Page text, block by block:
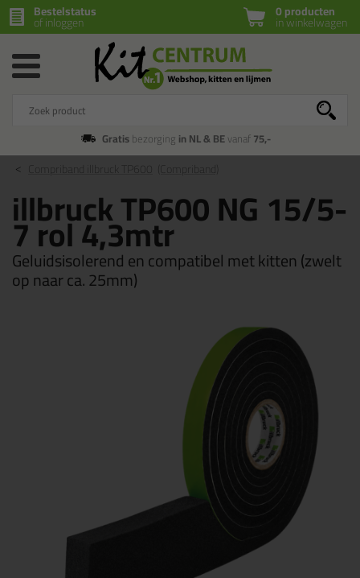
0 producten
in winkelwagen
Bestelstatus
of inloggen
Gratisbezorging in NL & BEvanaf75,-
illbruck TP600 NG 15/5-
7 rol 4,3mtr
Geluidsisolerend en compatibel met kitten (zwelt
op naar ca. 25mm)